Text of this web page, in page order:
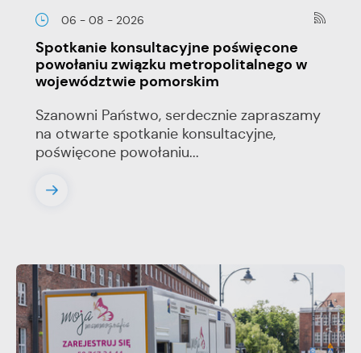
06 - 08 - 2026
Spotkanie konsultacyjne poświęcone
powołaniu związku metropolitalnego w
województwie pomorskim
Szanowni Państwo, serdecznie zapraszamy
na otwarte spotkanie konsultacyjne,
poświęcone powołaniu...